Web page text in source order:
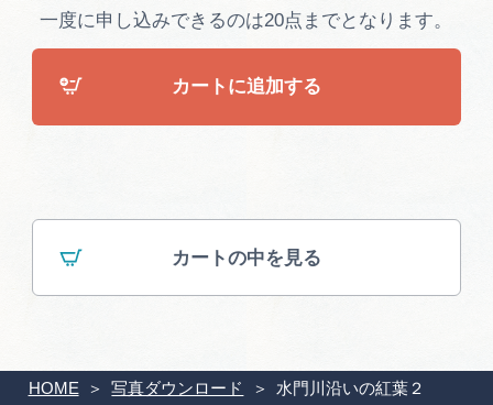
運営組織
広告掲載
サイトポリシー
HOME 写真ダウンロード 水門川沿いの紅葉２
一度に申し込みできるのは20点までとなります。
カートに追加する
カートの中を見る